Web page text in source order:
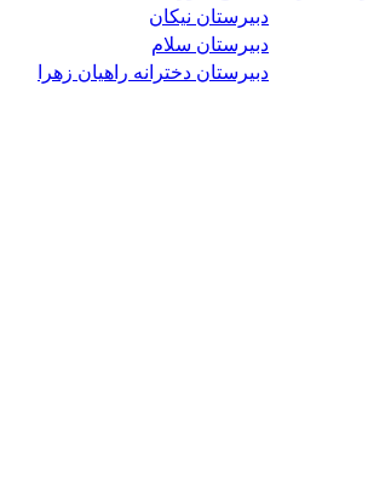
دبیرستان نیکان
دبیرستان سلام
دبیرستان دخترانه راهیان زهرا